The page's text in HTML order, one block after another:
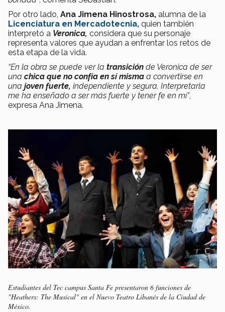
Por otro lado, Ana Jimena Hinostrosa, alumna de la
Licenciatura en Mercadotecnia, quien también
interpretó a Veronica, considera que su personaje
representa valores que ayudan a enfrentar los retos de
esta etapa de la vida.
“En la obra se puede ver la transición de Veronica de ser
una chica que no confía en sí misma a convertirse en
una joven fuerte, independiente y segura. Interpretarla
me ha enseñado a ser más fuerte y tener fe en mí”,
expresa Ana Jimena.
Estudiantes del Tec campus Santa Fe presentaron 6 funciones de
"Heathers: The Musical" en el Nuevo Teatro Libanés de la Ciudad de
México.